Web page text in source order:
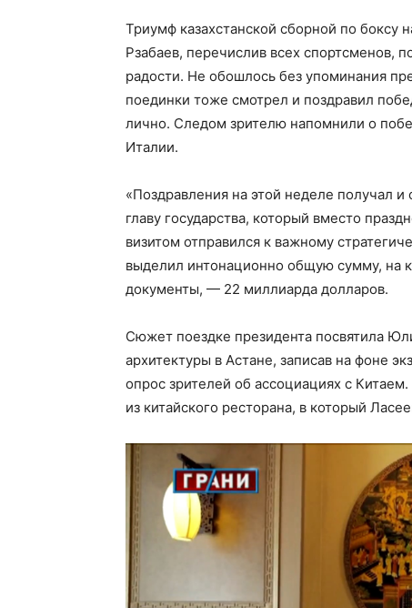
Триумф казахстанской сборной по боксу
Рзабаев, перечислив всех спортсменов,
радости. Не обошлось без упоминания
поединки тоже смотрел и поздравил
лично. Следом зрителю напомнили о
Италии.
«Поздравления на этой неделе получал
главу государства, который вместо
визитом отправился к важному
выделил интонационно общую сумму, на
документы, — 22 миллиарда долларов.
Сюжет поездке президента посвятила
архитектуры в Астане, записав на фоне
опрос зрителей об ассоциациях с
из китайского ресторана, в который